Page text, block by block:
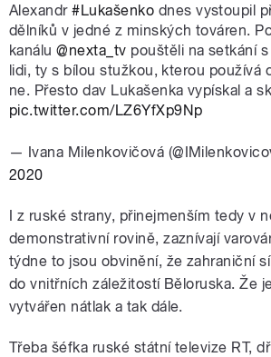
Alexandr#Lukašenko dnes vystoupil
dělníků v jedné z minských továren.
kanálu@nexta_tv pouštěli na setkání
lidi, ty s bílou stužkou, kterou používá
ne. Přesto dav Lukašenka vypískal a
pic.twitter.com/LZ6YfXp9Np
— Ivana Milenkovičová
2020
I z ruské strany, přinejmenším tedy v
demonstrativní rovině, zaznívají
týdne to jsou obvinění, že zahraniční
do vnitřních záležitostí Běloruska. Že
vytvářen nátlak a tak dále.
Třeba šéfka ruské státní televize RT,